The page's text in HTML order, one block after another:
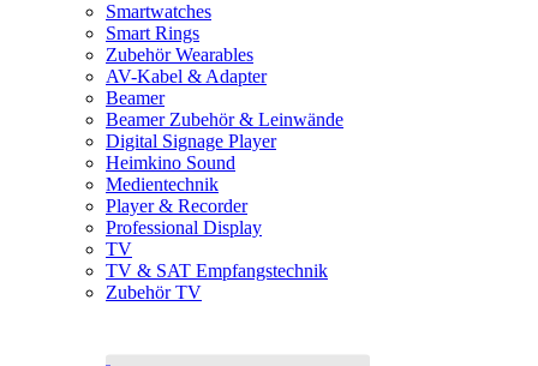
Smartwatches
Smart Rings
Zubehör Wearables
AV-Kabel & Adapter
Beamer
Beamer Zubehör & Leinwände
Digital Signage Player
Heimkino Sound
Medientechnik
Player & Recorder
Professional Display
TV
TV & SAT Empfangstechnik
Zubehör TV